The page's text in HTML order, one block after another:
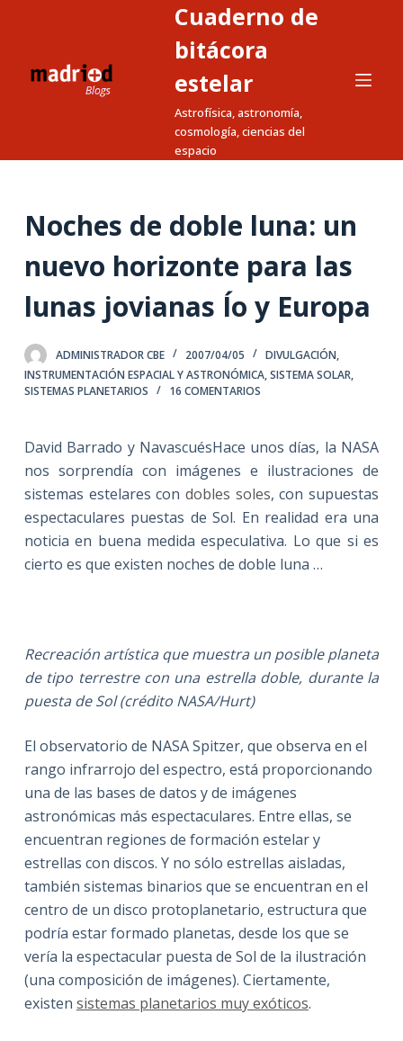
a
d
o
Cuaderno de
bitácora
estelar
Astrofísica, astronomía,
cosmología, ciencias del
espacio
Noches de doble luna: un
nuevo horizonte para las
lunas jovianas Ío y Europa
ADMINISTRADOR CBE 2007/04/05 DIVULGACIÓN,
INSTRUMENTACIÓN ESPACIAL Y ASTRONÓMICA,SISTEMA SOLAR,
SISTEMAS PLANETARIOS
16 COMENTARIOS
David Barrado y NavascuésHace unos días, la NASA
nos sorprendía con imágenes e ilustraciones de
sistemas estelares con dobles soles, con supuestas
espectaculares puestas de Sol. En realidad era una
noticia en buena medida especulativa. Lo que si es
cierto es que existen noches de doble luna …
Recreación artística que muestra un posible planeta
de tipo terrestre con una estrella doble, durante la
puesta de Sol (crédito NASA/Hurt)
El observatorio de NASA Spitzer, que observa en el
rango infrarrojo del espectro, está proporcionando
una de las bases de datos y de imágenes
astronómicas más espectaculares. Entre ellas, se
encuentran regiones de formación estelar y
estrellas con discos. Y no sólo estrellas aisladas,
también sistemas binarios que se encuentran en el
centro de un disco protoplanetario, estructura que
podría estar formado planetas, desde los que se
vería la espectacular puesta de Sol de la ilustración
(una composición de imágenes). Ciertamente,
existen sistemas planetarios muy exóticos.